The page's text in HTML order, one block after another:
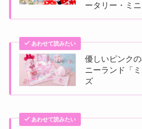
ータリー・ミ
あわせて読みたい
優しいピンク
ニーランド「
ズ
あわせて読みたい